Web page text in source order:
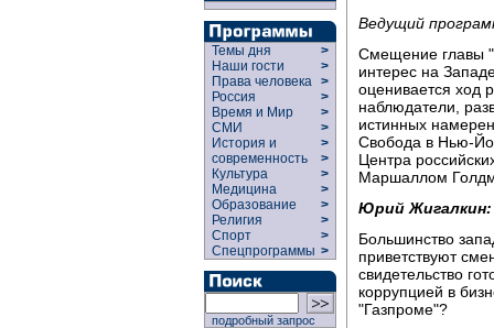
Темы дня
>
Наши гости
>
Права человека >
Россия
>
Время и Мир
>
СМИ
>
История и
современность
>
>
Культура
>
Медицина
>
Образование
>
Религия
>
Спорт
>
Спецпрограммы >
подробный запрос
Ведущий
Смещение главы
интерес на
оценивается ход
наблюдатели,
истинных
Свобода в Нью-
Центра
Маршаллом
Юрий Жигалкин:
Большинство
приветствуют
свидетельство
коррупцией в
"Газпроме"?